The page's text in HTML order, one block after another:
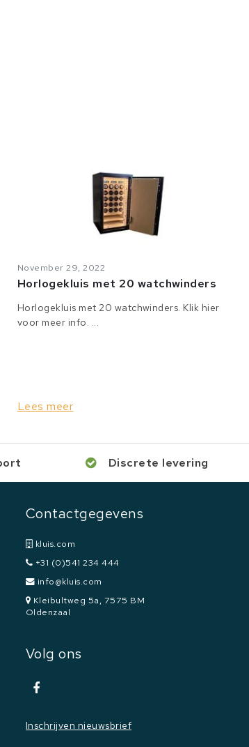
November 29, 2022
Horlogekluis met 20 watchwinders
Horlogekluis met 20 watchwinders. Klik hier
voor meer info. ...
Lees meer
Discrete levering
Contactgegevens
kluis.com
+31 (0)541 234 444
info@kluis.com
Kleibultweg 5a, 7575 BM
Oldenzaal
Volg ons
Inschrijven nieuwsbrief